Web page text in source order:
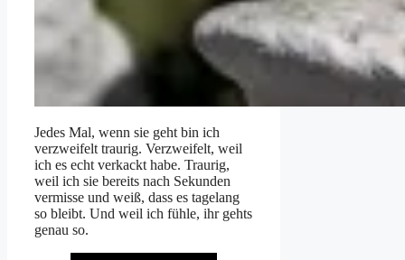
Jedes Mal, wenn sie geht bin ich
verzweifelt traurig. Verzweifelt, weil
ich es echt verkackt habe. Traurig,
weil ich sie bereits nach Sekunden
vermisse und weiß, dass es tagelang
so bleibt. Und weil ich fühle, ihr gehts
genau so.